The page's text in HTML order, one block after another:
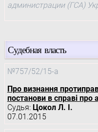
администрации (ГСА)
Судебная власть
№757/52/15-а
Про визнання
постанови в справі про
Судья: Цокол Л. І.
07.01.2015